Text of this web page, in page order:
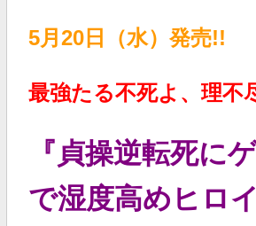
5月20日（水）発売!!
最強たる不死よ、理不
『貞操逆転死に
で湿度高めヒロ